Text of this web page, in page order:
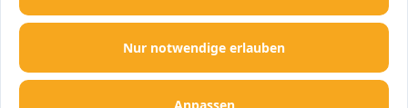
Nur notwendige erlauben
Anpassen